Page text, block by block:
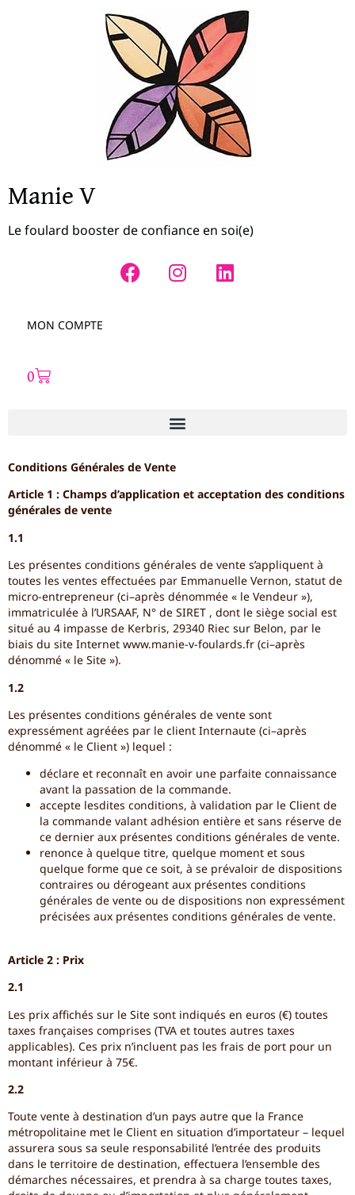
Manie V
Le foulard booster de confiance en soi(e)
MON COMPTE
0
Conditions Générales de Vente
Article 1 : Champs d’application et acceptation des conditions
générales de vente
1.1
Les présentes conditions générales de vente s’appliquent à
toutes les ventes effectuées par Emmanuelle Vernon, statut de
micro-entrepreneur (ci–après dénommée « le Vendeur »),
immatriculée à l’URSAAF, N° de SIRET , dont le siège social est
situé au 4 impasse de Kerbris, 29340 Riec sur Belon, par le
biais du site Internet www.manie-v-foulards.fr (ci–après
dénommé « le Site »).
1.2
Les présentes conditions générales de vente sont
expressément agréées par le client Internaute (ci–après
dénommé « le Client ») lequel :
déclare et reconnaît en avoir une parfaite connaissance
avant la passation de la commande.
accepte lesdites conditions, à validation par le Client de
la commande valant adhésion entière et sans réserve de
ce dernier aux présentes conditions générales de vente.
renonce à quelque titre, quelque moment et sous
quelque forme que ce soit, à se prévaloir de dispositions
contraires ou dérogeant aux présentes conditions
générales de vente ou de dispositions non expressément
précisées aux présentes conditions générales de vente.
Article 2 : Prix
2.1
Les prix affichés sur le Site sont indiqués en euros (€) toutes
taxes françaises comprises (TVA et toutes autres taxes
applicables). Ces prix n’incluent pas les frais de port pour un
montant inférieur à 75€.
2.2
Toute vente à destination d’un pays autre que la France
métropolitaine met le Client en situation d’importateur – lequel
assurera sous sa seule responsabilité l’entrée des produits
dans le territoire de destination, effectuera l’ensemble des
démarches nécessaires, et prendra à sa charge toutes taxes,